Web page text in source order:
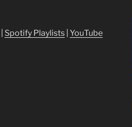
⁠⁠⁠⁠⁠⁠⁠⁠⁠⁠⁠⁠⁠⁠⁠⁠⁠⁠⁠⁠⁠⁠⁠Spotify Playlists⁠⁠⁠⁠⁠⁠⁠⁠⁠⁠⁠⁠⁠⁠⁠⁠⁠⁠⁠⁠⁠⁠⁠ ⁠⁠⁠⁠⁠⁠⁠⁠⁠⁠⁠⁠⁠⁠⁠⁠⁠⁠⁠⁠⁠⁠⁠YouTube